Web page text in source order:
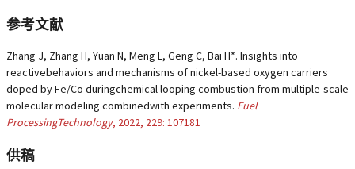
参考文献
Zhang J, Zhang H, Yuan N, Meng L, Geng C, Bai H*. Insights into
reactivebehaviors and mechanisms of nickel-based oxygen carriers
doped by Fe/Co duringchemical looping combustion from multiple-scale
molecular modeling combinedwith experiments. Fuel
ProcessingTechnology, 2022, 229: 107181
供稿